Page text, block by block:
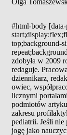
Olga
#html-body
top;background-
zdobyła w 2009
redaguje.
dziennikarz,
owiec,
licznymi
podmiotów
zakresu
pediatrii. Jeśli nie
jogę jako